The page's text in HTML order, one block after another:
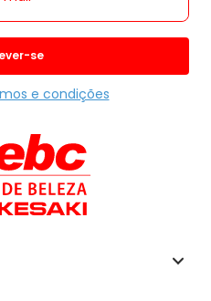
se
e condições